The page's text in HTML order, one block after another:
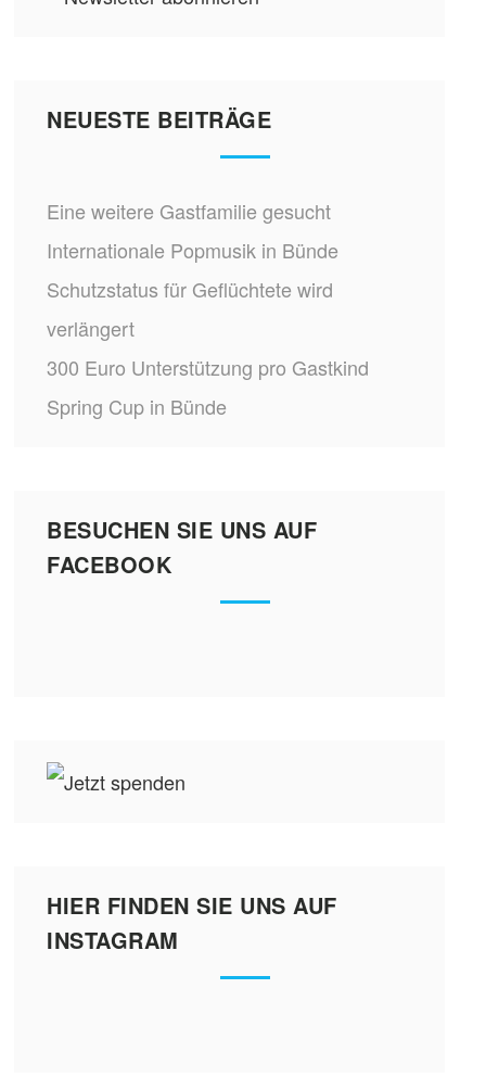
NEUESTE BEITRÄGE
Eine weitere Gastfamilie gesucht
Internationale Popmusik in Bünde
Schutzstatus für Geflüchtete wird
verlängert
300 Euro Unterstützung pro Gastkind
Spring Cup in Bünde
BESUCHEN SIE UNS AUF
FACEBOOK
HIER FINDEN SIE UNS AUF
INSTAGRAM